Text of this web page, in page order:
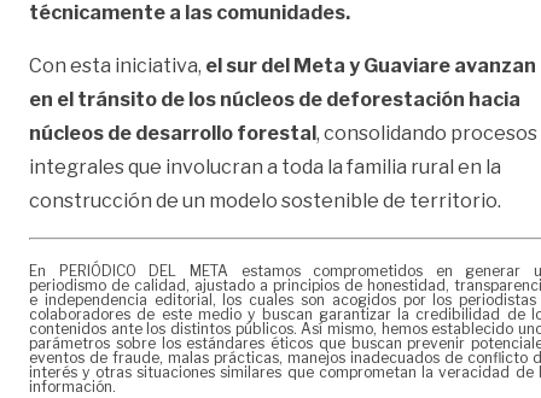
técnicamente a las comunidades.
Con esta iniciativa, el sur del Meta y Guaviare avanzan
en el tránsito de los núcleos de deforestación hacia
núcleos de desarrollo forestal , consolidando procesos
integrales que involucran a toda la familia rural en la
construcción de un modelo sostenible de territorio.
En PERIÓDICO DEL META estamos comprometidos en generar
periodismo de calidad, ajustado a principios de honestidad,
e independencia editorial, los cuales son acogidos por los periodistas
colaboradores de este medio y buscan garantizar la credibilidad de
contenidos ante los distintos públicos. Así mismo, hemos establecido
parámetros sobre los estándares éticos que buscan prevenir
eventos de fraude, malas prácticas, manejos inadecuados de conflicto
interés y otras situaciones similares que comprometan la veracidad de
información.